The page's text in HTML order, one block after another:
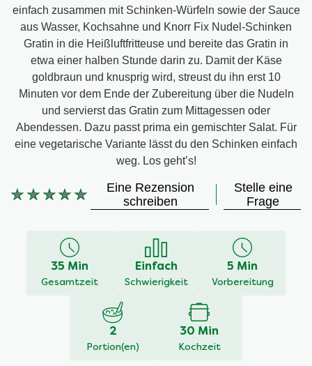
einfach zusammen mit Schinken-Würfeln sowie der Sauce
aus Wasser, Kochsahne und Knorr Fix Nudel-Schinken
Gratin in die Heißluftfritteuse und bereite das Gratin in
etwa einer halben Stunde darin zu. Damit der Käse
goldbraun und knusprig wird, streust du ihn erst 10
Minuten vor dem Ende der Zubereitung über die Nudeln
und servierst das Gratin zum Mittagessen oder
Abendessen. Dazu passt prima ein gemischter Salat. Für
eine vegetarische Variante lässt du den Schinken einfach
weg. Los geht’s!
Keine
abgegeben
Eine Rezension
schreiben
Stelle eine
Frage
35 Min
Gesamtzeit
Einfach
Schwierigkeit
5 Min
Vorbereitung
2
Portion(en)
30 Min
Kochzeit